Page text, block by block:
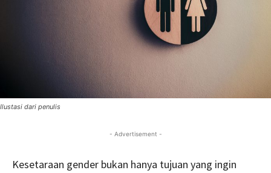
Ilustasi dari penulis
- Advertisement -
Kesetaraan gender bukan hanya tujuan yang ingin